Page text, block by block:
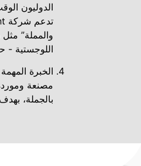
الدوليون
والمملة” مثل
اللوجستية -
الخبرة
بالجملة،